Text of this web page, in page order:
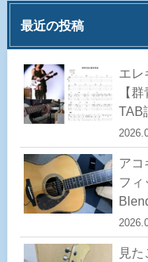
最近の投稿
エレ
【
TAB
アコ
フィ
見